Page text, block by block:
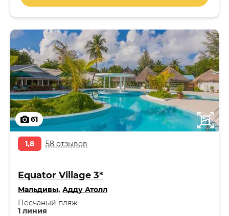
61
1,8 58 отзывов
Equator Village 3*
Мальдивы, Адду Атолл
1 линия
Песчаный пляж